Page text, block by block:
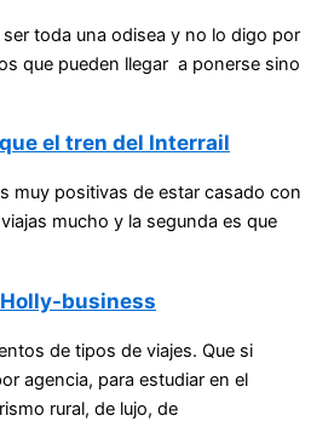
toda una odisea y no lo digo por
que pueden llegar a ponerse sino
el tren del Interrail
muy positivas de estar casado con
mucho y la segunda es que
business
de tipos de viajes. Que si
agencia, para estudiar en el
rural, de lujo, de